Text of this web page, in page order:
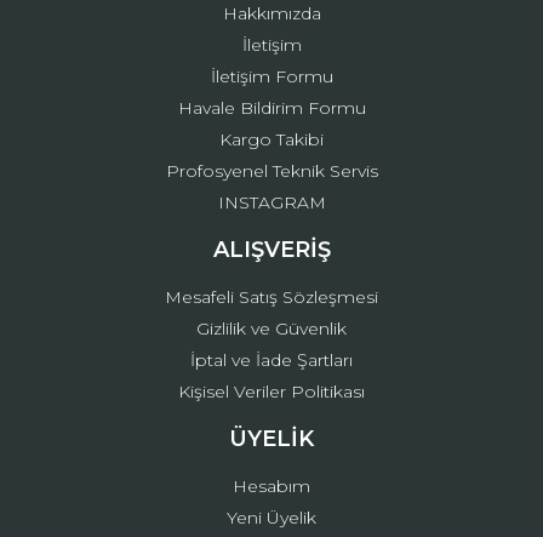
Gönder
Hakkımızda
İletişim
İletişim Formu
Havale Bildirim Formu
Kargo Takibi
Profosyenel Teknik Servis
INSTAGRAM
ALIŞVERİŞ
Mesafeli Satış Sözleşmesi
Gizlilik ve Güvenlik
İptal ve İade Şartları
Kişisel Veriler Politikası
ÜYELİK
Hesabım
Yeni Üyelik